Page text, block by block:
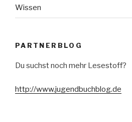
Wissen
PARTNERBLOG
Du suchst noch mehr Lesestoff?
http://www.jugendbuchblog.de